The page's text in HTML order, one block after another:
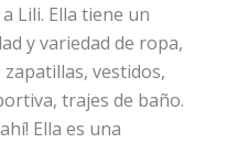
Lili. Ella tiene un
y variedad de ropa,
vestidos,
trajes de baño.
Ella es una